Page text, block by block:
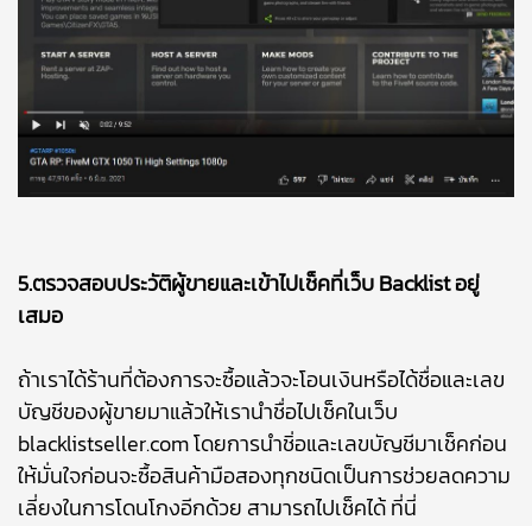
5.ตรวจสอบประวัติผู้ขายและเข้าไปเช็คที่เว็บ Backlist อยู่
เสมอ
ถ้าเราได้ร้านที่ต้องการจะซื้อแล้วจะโอนเงินหรือได้ชื่อและเลข
บัญชีของผู้ขายมาแล้วให้เรานำชื่อไปเช็คในเว็บ
blacklistseller.com โดยการนำชิ่อและเลขบัญชีมาเช็คก่อน
ให้มั่นใจก่อนจะซื้อสินค้ามือสองทุกชนิดเป็นการช่วยลดความ
เลี่ยงในการโดนโกงอีกด้วย สามารถไปเช็คได้ที่นี่